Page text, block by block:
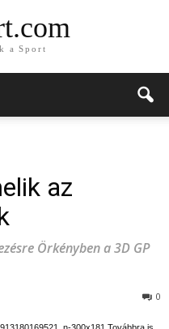
a Sport
az
Örkényben a 3D GP
0